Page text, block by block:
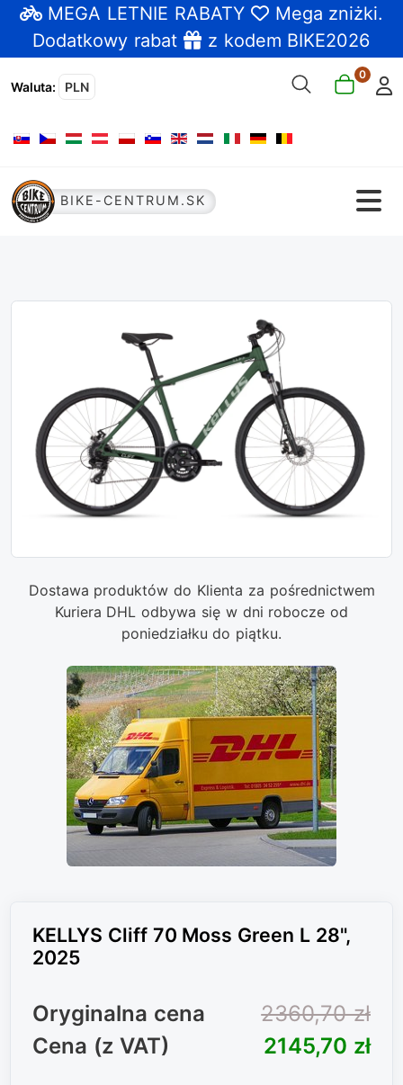
MEGA LETNIE RABATY Mega zniżki.
Dodatkowy rabat
z kodem BIKE2026
Waluta: PLN
0
Wybierz swój język
BIKE-CENTRUM.SK
Dostawa produktów do Klienta za pośrednictwem
Kuriera DHL odbywa się w dni robocze od
poniedziałku do piątku.
KELLYS Cliff 70 Moss Green L 28",
2025
Oryginalna cena
2360,70 zł
Cena (z VAT)
2145,70 zł